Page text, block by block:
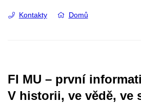
Kontakty Domů
FI MU – první
V historii, ve vědě, ve